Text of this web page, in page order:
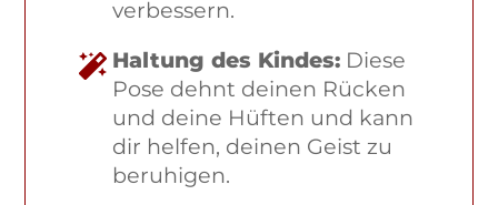
verbessern.
Haltung des Kindes:Diese
Pose dehnt deinen Rücken
und deine Hüften und kann
dir helfen, deinen Geist zu
beruhigen.